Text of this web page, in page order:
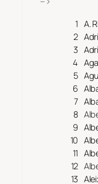
1 A.
2
3
4
5
6
7
8
9
10
11
12
13